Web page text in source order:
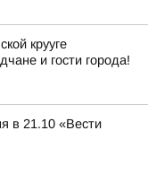
крууге
и гости города!
в 21.10 «Вести